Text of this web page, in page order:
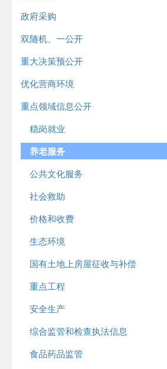
政府采购
双随机、一公开
重大决策预公开
优化营商环境
重点领域信息公开
稳岗就业
养老服务
公共文化服务
社会救助
价格和收费
生态环境
国有土地上房屋征收与补偿
重点工程
安全生产
综合监管和检查执法信息
食品药品监管